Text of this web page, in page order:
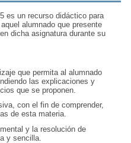
es un recurso didáctico para
alumnado que presente
dicha asignatura durante su
que permita al alumnado
las explicaciones y
que se proponen.
con el fin de comprender,
de esta materia.
y la resolución de
y sencilla.